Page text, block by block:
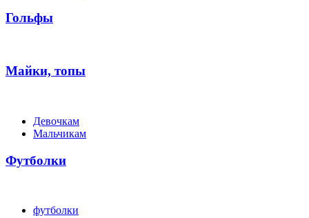
Гольфы
Майки, топы
Девочкам
Мальчикам
Футболки
футболки